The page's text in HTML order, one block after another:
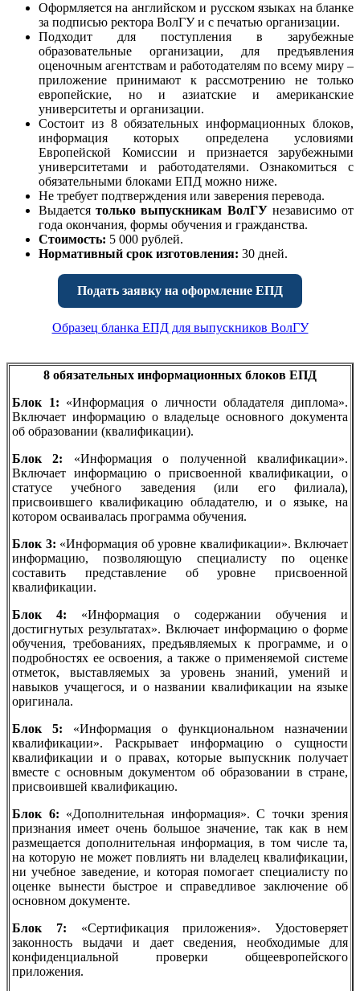
Оформляется на английском и русском языках на бланке
за подписью ректора ВолГУ и c печатью организации.
Подходит для поступления в зарубежные
образовательные организации, для предъявления
оценочным агентствам и работодателям по всему миру –
приложение принимают к рассмотрению не только
европейские, но и азиатские и американские
университеты и организации.
Состоит из 8 обязательных информационных блоков,
информация которых определена условиями
Европейской Комиссии и признается зарубежными
университетами и работодателями. Ознакомиться с
обязательными блоками ЕПД можно ниже.
Не требует подтверждения или заверения перевода.
Выдаетсятолько выпускникам ВолГУ независимо от
года окончания, формы обучения и гражданства.
Стоимость: 5 000 рублей.
Нормативный срок изготовления: 30 дней.
Подать заявку на оформление ЕПД
Образец бланка ЕПД для выпускников ВолГУ
8 обязательных информационных блоков ЕПД
Блок 1: «Информация о личности обладателя диплома».
Включает информацию о владельце основного документа
об образовании (квалификации).
Блок 2: «Информация о полученной квалификации».
Включает информацию о присвоенной квалификации, о
статусе учебного заведения (или его филиала),
присвоившего квалификацию обладателю, и о языке, на
котором осваивалась программа обучения.
Блок 3: «Информация об уровне квалификации». Включает
информацию, позволяющую специалисту по оценке
составить представление об уровне присвоенной
квалификации.
Блок 4: «Информация о содержании обучения и
достигнутых результатах». Включает информацию о форме
обучения, требованиях, предъявляемых к программе, и о
подробностях ее освоения, а также о применяемой системе
отметок, выставляемых за уровень знаний, умений и
навыков учащегося, и о названии квалификации на языке
оригинала.
Блок 5: «Информация о функциональном назначении
квалификации». Раскрывает информацию о сущности
квалификации и о правах, которые выпускник получает
вместе с основным документом об образовании в стране,
присвоившей квалификацию.
Блок 6: «Дополнительная информация». С точки зрения
признания имеет очень большое значение, так как в нем
размещается дополнительная информация, в том числе та,
на которую не может повлиять ни владелец квалификации,
ни учебное заведение, и которая помогает специалисту по
оценке вынести быстрое и справедливое заключение об
основном документе.
Блок 7: «Сертификация приложения». Удостоверяет
законность выдачи и дает сведения, необходимые для
конфиденциальной проверки общеевропейского
приложения.